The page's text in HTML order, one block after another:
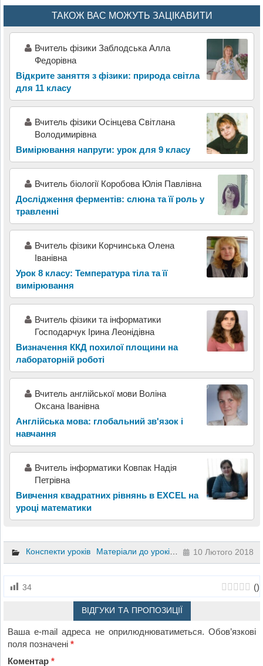
ТАКОЖ ВАС МОЖУТЬ ЗАЦІКАВИТИ
Вчитель фізики Заблодська Алла
Федорівна
Відкрите заняття з фізики: природа світла
для 11 класу
Вчитель фізики Осінцева Світлана
Володимирівна
Вимірювання напруги: урок для 9 класу
Вчитель біології Коробова Юлія Павлівна
Дослідження ферментів: слюна та її роль у
травленні
Вчитель фізики Корчинська Олена
Іванівна
Урок 8 класу: Температура тіла та її
вимірювання
Вчитель фізики та інформатики
Господарчук Ірина Леонідівна
Визначення ККД похилої площини на
лабораторній роботі
Вчитель англійської мови Воліна
Оксана Іванівна
Англійська мова: глобальний зв'язок і
навчання
Вчитель інформатики Ковпак Надія
Петрівна
Вивчення квадратних рівнянь в EXCEL на
уроці математики
Конспекти уроків Матеріали до уроків Фізика 9 клас
10 Лютого 2018
34 ()
ВІДГУКИ ТА ПРОПОЗИЦІЇ
Ваша e-mail адреса не оприлюднюватиметься. Обов’язкові
поля позначені*
Коментар*